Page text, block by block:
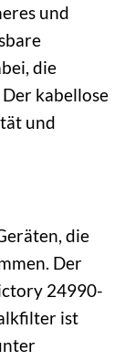
und
die
kabellose
und
die
Der
24990-
ist